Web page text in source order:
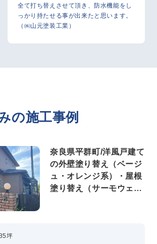
全て打ち替えさせて頂き、防水機能をし
っかり持たせる事が出来たと思います。
（㈱山元塗装工業）
の施工事例
奈良県平群町/洋風戸建て
の外壁塗り替え（ベージ
ュ・オレンジ系）・屋根
塗り替え（サーモウェザ
坪